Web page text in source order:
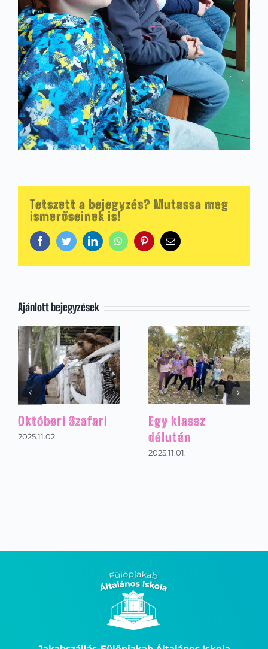
Tetszett a bejegyzés? Mutassa meg
ismerőseinek is!
FacebookTwitterLinkedInWhatsAppPinterestEmail:
Ajánlott bejegyzések
Ausztriai sítábor
2026.01.31.
A Magyarság
Házában jártak
tanulóink